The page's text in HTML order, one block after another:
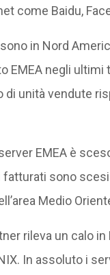
come Baidu,
in Nord
EMEA negli
unità vendute
EMEA è
sono scesi
Medio
rileva un calo in
In assoluto i